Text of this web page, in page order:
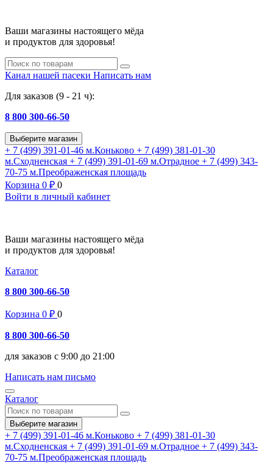
Ваши магазины настоящего мёда
и продуктов для здоровья!
Канал нашей пасеки Написать нам
Для заказов (9 - 21 ч):
8 800 300-66-50
Выберите магазин
+ 7 (499) 391-01-46 м.Коньково + 7 (499) 381-01-30
м.Сходненская + 7 (499) 391-01-69 м.Отрадное + 7 (499) 343-
70-75 м.Преображенская площадь
Корзина 0 ₽ 0
Войти в личный кабинет
Ваши магазины настоящего мёда
и продуктов для здоровья!
Каталог
8 800 300-66-50
Корзина 0 ₽ 0
8 800 300-66-50
для заказов с 9:00 до 21:00
Написать нам письмо
Каталог
Выберите магазин
+ 7 (499) 391-01-46 м.Коньково + 7 (499) 381-01-30
м.Сходненская + 7 (499) 391-01-69 м.Отрадное + 7 (499) 343-
70-75 м.Преображенская площадь